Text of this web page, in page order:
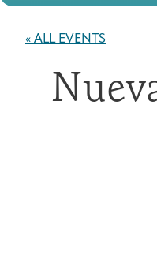
« ALL EVENTS